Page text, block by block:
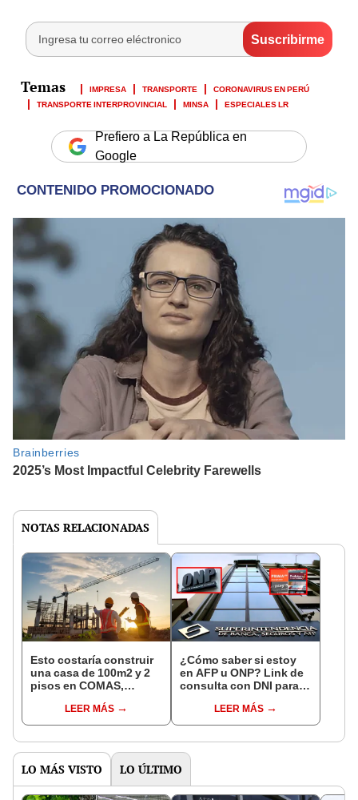
IMPRESA TRANSPORTE
CORONAVIRUS EN PERÚ
TRANSPORTE INTERPROVINCIAL
MINSA ESPECIALES LR
Prefiero a La República en
Google
NOTAS RELACIONADAS
Esto costaría construir
una casa de 100m2 y 2
pisos en COMAS,
distritos de LIMA
NORTE
LEER MÁS
¿Cómo saber si estoy
en AFP u ONP? Link de
consulta con DNI para
pensiones estás
LEER MÁS
LO MÁS VISTO LO ÚLTIMO